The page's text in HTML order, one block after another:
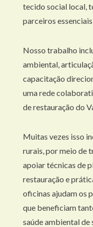
tecido social local,
parceiros
Nosso trabalho
ambiental,
capacitação
uma rede
de restauração do
Muitas vezes isso
rurais, por meio de
apoiar técnicas de
restauração e
oficinas ajudam os
que beneficiam
saúde ambiental